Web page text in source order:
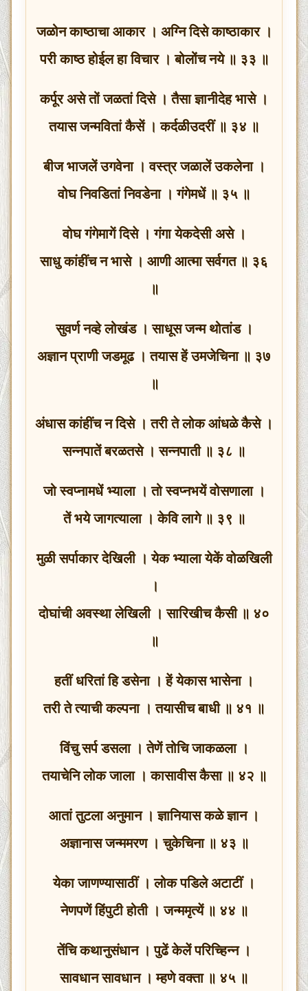
जळोन काष्ठाचा आकार । अग्नि दिसे काष्ठाकार ।
परी काष्ठ होईल हा विचार । बोलोंच नये ॥ ३३ ॥
कर्पूर असे तों जळतां दिसे । तैसा ज्ञानीदेह भासे ।
तयास जन्मवितां कैसें । कर्दळीउदरीं ॥ ३४ ॥
बीज भाजलें उगवेना । वस्त्र जळालें उकलेना ।
वोघ निवडितां निवडेना । गंगेमधें ॥ ३५ ॥
वोघ गंगेमागें दिसे । गंगा येकदेसी असे ।
साधु कांहींच न भासे । आणी आत्मा सर्वगत ॥ ३६
॥
सुवर्ण नव्हे लोखंड । साधूस जन्म थोतांड ।
अज्ञान प्राणी जडमूढ । तयास हें उमजेचिना ॥ ३७
॥
अंधास कांहींच न दिसे । तरी ते लोक आंधळे कैसे ।
सन्नपातें बरळतसे । सन्नपाती ॥ ३८ ॥
जो स्वप्नामधें भ्याला । तो स्वप्नभयें वोसणाला ।
तें भये जागत्याला । केवि लागे ॥ ३९ ॥
मुळी सर्पाकार देखिली । येक भ्याला येकें वोळखिली
।
दोघांची अवस्था लेखिली । सारिखीच कैसी ॥ ४०
॥
हतीं धरितां हि डसेना । हें येकास भासेना ।
तरी ते त्याची कल्पना । तयासीच बाधी ॥ ४१ ॥
विंचु सर्प डसला । तेणें तोचि जाकळला ।
तयाचेनि लोक जाला । कासावीस कैसा ॥ ४२ ॥
आतां तुटला अनुमान । ज्ञानियास कळे ज्ञान ।
अज्ञानास जन्ममरण । चुकेचिना ॥ ४३ ॥
येका जाणण्यासाठीं । लोक पडिले अटाटीं ।
नेणपणें हिंपुटी होती । जन्ममृत्यें ॥ ४४ ॥
तेंचि कथानुसंधान । पुढें केलें परिच्हिन्न ।
सावधान सावधान । म्हणे वक्ता ॥ ४५ ॥